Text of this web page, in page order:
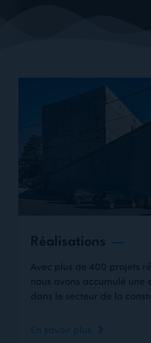
Réalisations
Avec plus de 400 projets
nous avons accumulé une
dans le secteur de la